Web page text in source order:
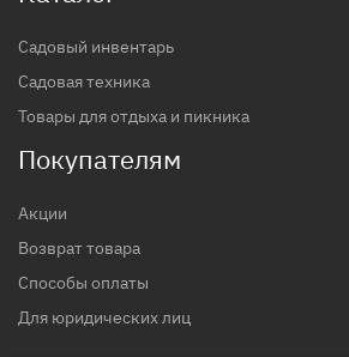
Садовый инвентарь
Садовая техника
Товары для отдыха и пикника
Покупателям
Акции
Возврат товара
Способы оплаты
Для юридических лиц